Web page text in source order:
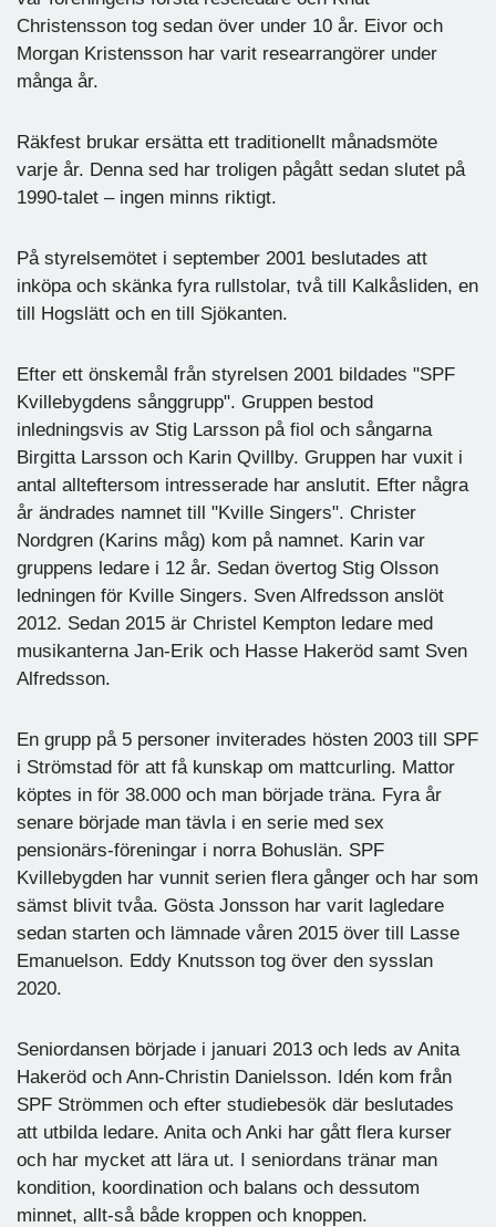
Christensson tog sedan över under 10 år. Eivor och
Morgan Kristensson har varit researrangörer under
många år.
Räkfest brukar ersätta ett traditionellt månadsmöte
varje år. Denna sed har troligen pågått sedan slutet på
1990-talet – ingen minns riktigt.
På styrelsemötet i september 2001 beslutades att
inköpa och skänka fyra rullstolar, två till Kalkåsliden, en
till Hogslätt och en till Sjökanten.
Efter ett önskemål från styrelsen 2001 bildades "SPF
Kvillebygdens sånggrupp". Gruppen bestod
inledningsvis av Stig Larsson på fiol och sångarna
Birgitta Larsson och Karin Qvillby. Gruppen har vuxit i
antal allteftersom intresserade har anslutit. Efter några
år ändrades namnet till "Kville Singers". Christer
Nordgren (Karins måg) kom på namnet. Karin var
gruppens ledare i 12 år. Sedan övertog Stig Olsson
ledningen för Kville Singers. Sven Alfredsson anslöt
2012. Sedan 2015 är Christel Kempton ledare med
musikanterna Jan-Erik och Hasse Hakeröd samt Sven
Alfredsson.
En grupp på 5 personer inviterades hösten 2003 till SPF
i Strömstad för att få kunskap om mattcurling. Mattor
köptes in för 38.000 och man började träna. Fyra år
senare började man tävla i en serie med sex
pensionärs-föreningar i norra Bohuslän. SPF
Kvillebygden har vunnit serien flera gånger och har som
sämst blivit tvåa. Gösta Jonsson har varit lagledare
sedan starten och lämnade våren 2015 över till Lasse
Emanuelson. Eddy Knutsson tog över den sysslan
2020.
Seniordansen började i januari 2013 och leds av Anita
Hakeröd och Ann-Christin Danielsson. Idén kom från
SPF Strömmen och efter studiebesök där beslutades
att utbilda ledare. Anita och Anki har gått flera kurser
och har mycket att lära ut. I seniordans tränar man
kondition, koordination och balans och dessutom
minnet, allt-så både kroppen och knoppen.